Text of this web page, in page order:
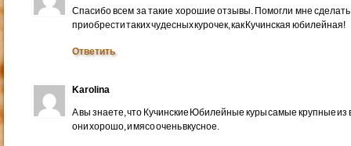
Спасибо всем за такие хорошие отзывы. Помогли мне
приобрести таких чудесных курочек, как Кучинская юбилейная!
Ответить
Karolina
А вы знаете, что Кучинские Юбилейные куры самые крупные
они хорошо, и мясо очень вкусное.